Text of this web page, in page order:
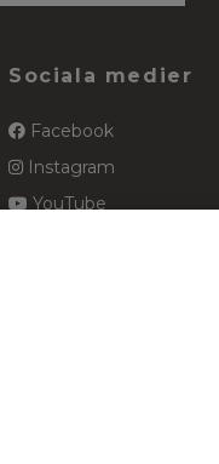
Sociala medier
Facebook
Instagram
YouTube